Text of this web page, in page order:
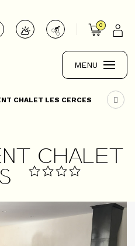
0
MENU
CHALET LES CERCES
CHALET